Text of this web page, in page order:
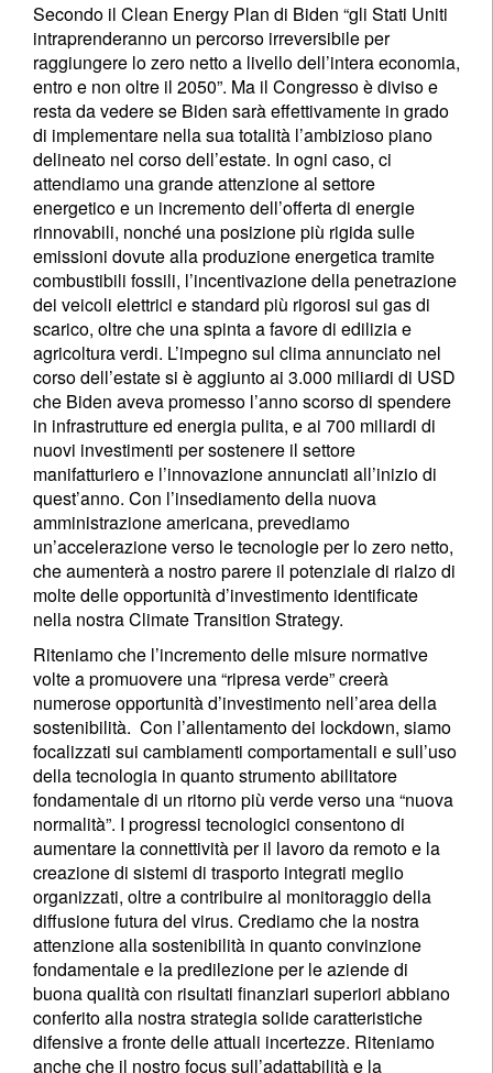
Secondo il Clean Energy Plan di Biden “gli Stati Uniti
intraprenderanno un percorso irreversibile per
raggiungere lo zero netto a livello dell’intera economia,
entro e non oltre il 2050”. Ma il Congresso è diviso e
resta da vedere se Biden sarà effettivamente in grado
di implementare nella sua totalità l’ambizioso piano
delineato nel corso dell’estate. In ogni caso, ci
attendiamo una grande attenzione al settore
energetico e un incremento dell’offerta di energie
rinnovabili, nonché una posizione più rigida sulle
emissioni dovute alla produzione energetica tramite
combustibili fossili, l’incentivazione della penetrazione
dei veicoli elettrici e standard più rigorosi sui gas di
scarico, oltre che una spinta a favore di edilizia e
agricoltura verdi. L’impegno sul clima annunciato nel
corso dell’estate si è aggiunto ai 3.000 miliardi di USD
che Biden aveva promesso l’anno scorso di spendere
in infrastrutture ed energia pulita, e ai 700 miliardi di
nuovi investimenti per sostenere il settore
manifatturiero e l’innovazione annunciati all’inizio di
quest’anno. Con l’insediamento della nuova
amministrazione americana, prevediamo
un’accelerazione verso le tecnologie per lo zero netto,
che aumenterà a nostro parere il potenziale di rialzo di
molte delle opportunità d’investimento identificate
nella nostra Climate Transition Strategy.
Riteniamo che l’incremento delle misure normative
volte a promuovere una “ripresa verde” creerà
numerose opportunità d’investimento nell’area della
sostenibilità. Con l’allentamento dei lockdown, siamo
focalizzati sui cambiamenti comportamentali e sull’uso
della tecnologia in quanto strumento abilitatore
fondamentale di un ritorno più verde verso una “nuova
normalità”. I progressi tecnologici consentono di
aumentare la connettività per il lavoro da remoto e la
creazione di sistemi di trasporto integrati meglio
organizzati, oltre a contribuire al monitoraggio della
diffusione futura del virus. Crediamo che la nostra
attenzione alla sostenibilità in quanto convinzione
fondamentale e la predilezione per le aziende di
buona qualità con risultati finanziari superiori abbiano
conferito alla nostra strategia solide caratteristiche
difensive a fronte delle attuali incertezze. Riteniamo
anche che il nostro focus sull’adattabilità e la